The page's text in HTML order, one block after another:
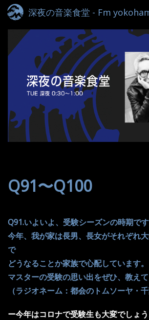
深夜の音楽食堂 - Fm
Q91〜Q100
Q91.いよいよ、受験シーズンの時期で
今年、我が家は長男、長女がそれぞれ
で
どうなることか家族で心配しています。
マスターの受験の思い出をぜひ、教えて
（ラジオネーム：都会のトムソーヤ・千
ー今年はコロナで受験生も大変でしょう